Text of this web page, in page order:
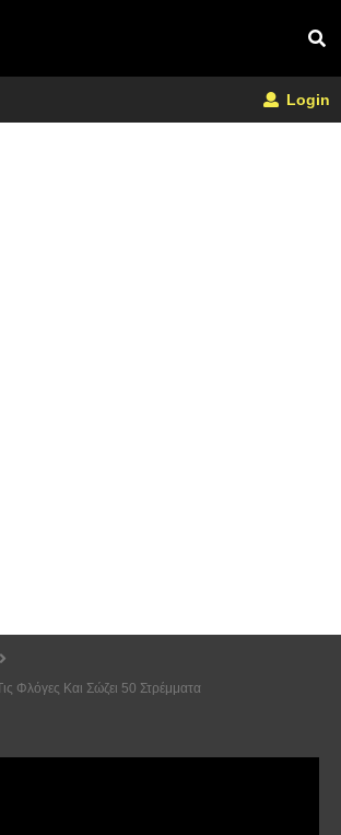
Login
Φλόγες Και Σώζει 50 Στρέμματα